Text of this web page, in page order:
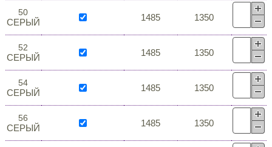
50
СЕРЫЙ 1485 1350
52
СЕРЫЙ 1485 1350
54
СЕРЫЙ 1485 1350
56
СЕРЫЙ 1485 1350